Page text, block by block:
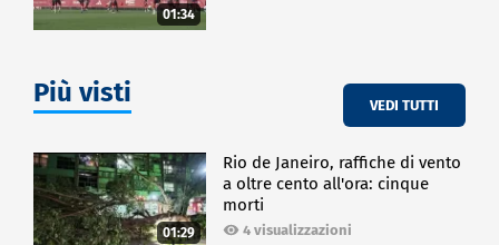
01:34
Più visti VEDI TUTTI
01:29
Rio de Janeiro, raffiche di vento
a oltre cento all'ora: cinque
morti
4 visualizzazioni